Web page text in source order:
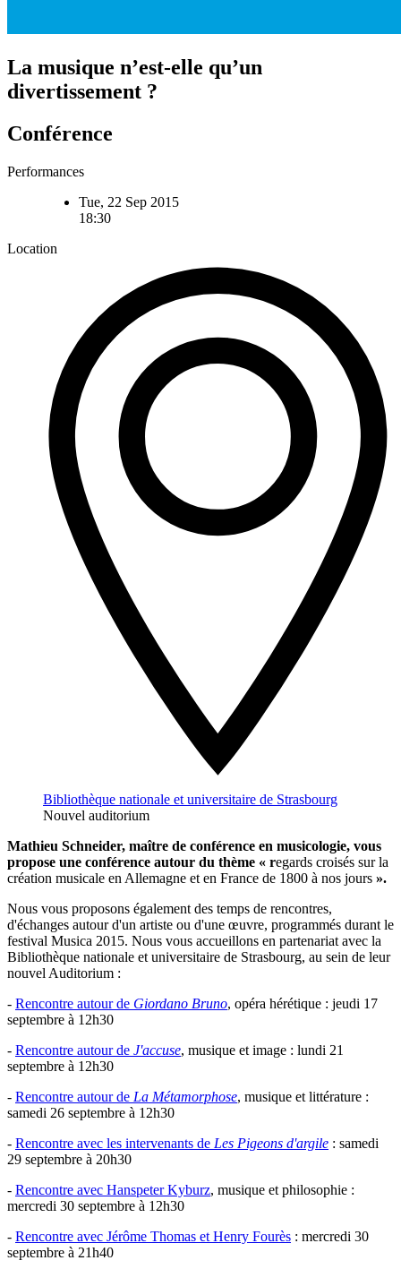
La musique n’est-elle qu’un
divertissement ?
Conférence
Performances
Tue, 22 Sep 2015
18:30
Location
Bibliothèque nationale et universitaire de Strasbourg
Nouvel auditorium
Mathieu Schneider, maître de conférence en musicologie, vous
propose une conférence autour du thème « regards croisés sur la
création musicale en Allemagne et en France de 1800 à nos jours ».
Nous vous proposons également des temps de rencontres,
d'échanges autour d'un artiste ou d'une œuvre, programmés durant le
festival Musica 2015. Nous vous accueillons en partenariat avec la
Bibliothèque nationale et universitaire de Strasbourg, au sein de leur
nouvel Auditorium :
- Rencontre autour de Giordano Bruno, opéra hérétique : jeudi 17
septembre à 12h30
- Rencontre autour de J'accuse, musique et image : lundi 21
septembre à 12h30
- Rencontre autour de La Métamorphose, musique et littérature :
samedi 26 septembre à 12h30
- Rencontre avec les intervenants de Les Pigeons d'argile : samedi
29 septembre à 20h30
- Rencontre avec Hanspeter Kyburz, musique et philosophie :
mercredi 30 septembre à 12h30
- Rencontre avec Jérôme Thomas et Henry Fourès : mercredi 30
septembre à 21h40